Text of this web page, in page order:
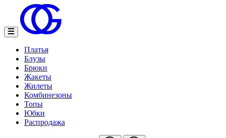
Платья
Блузы
Брюки
Жакеты
Жилеты
Комбинезоны
Топы
Юбки
Распродажа